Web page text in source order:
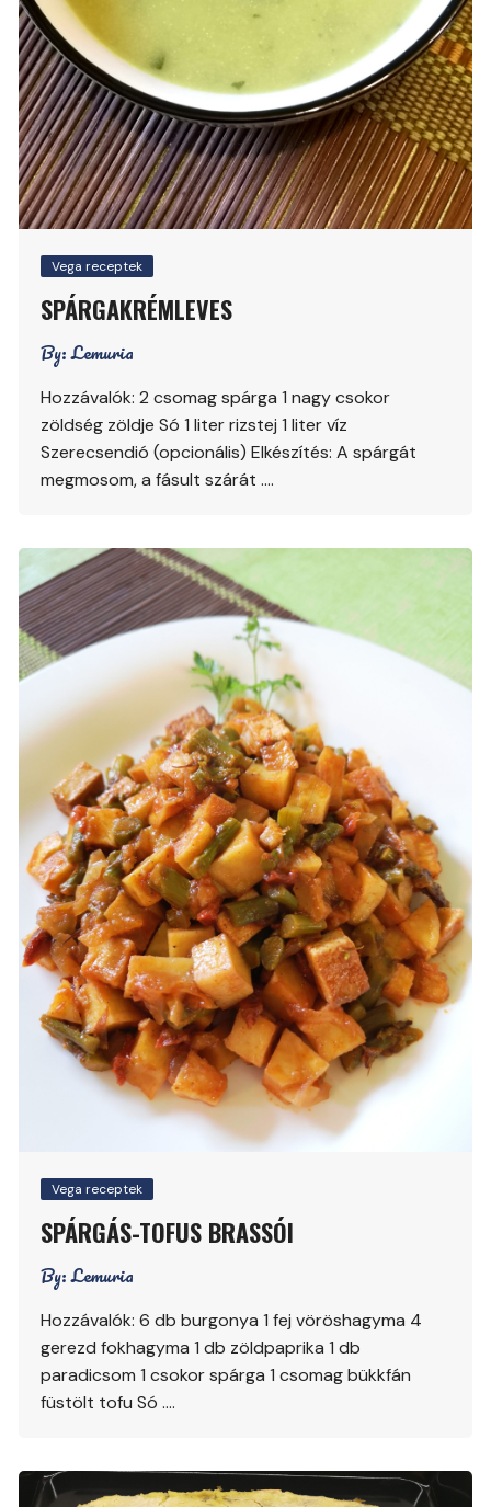
Vega receptek
SPÁRGAKRÉMLEVES
By:Lemuria
Hozzávalók: 2 csomag spárga 1 nagy csokor
zöldség zöldje Só 1 liter rizstej 1 liter víz
Szerecsendió (opcionális) Elkészítés: A spárgát
megmosom, a fásult szárát ….
Vega receptek
SPÁRGÁS-TOFUS BRASSÓI
By:Lemuria
Hozzávalók: 6 db burgonya 1 fej vöröshagyma 4
gerezd fokhagyma 1 db zöldpaprika 1 db
paradicsom 1 csokor spárga 1 csomag bükkfán
füstölt tofu Só ….